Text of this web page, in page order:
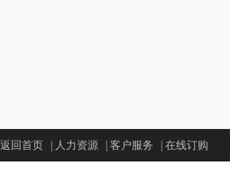
返回首页 人力资源 客户服务 在线订购